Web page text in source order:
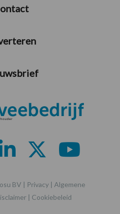
BV | Privacy | Algemene
| Cookiebeleid